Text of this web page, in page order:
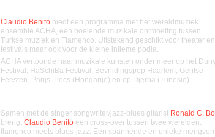
Claudio Benito biedt een programma met het wereldmuziek
ensemble ACHA, een boeiende muzikale ontmoeting tussen
Turkse muziek en Flamenco. Uitstekend geschikt voor theater en
festivals maar ook voor de kleine intieme podia.
ACHA vertoonde haar muzikale kunsten onder meer op het
Festival, HaSchiBa Festival, Bevrijdingspop Haarlem, Gentse
Feesten, Parijs, Pecs (Hongarije) en op Djerba (Tunesië).
Samen met de singer songwriter/jazz-blues gitarist Ronald C.
brengt Claudio Benito een cross-over tussen twee werelden:
flamenco meets blues-jazz. Een spannende en unieke